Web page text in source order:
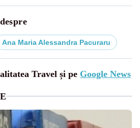
Ana Maria Alessandra Pacuraru
Travel și pe Google News